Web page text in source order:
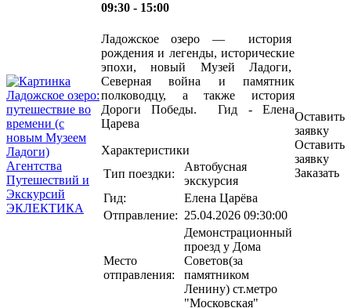
09:30 - 15:00
Ладожское озеро — история
рождения и легенды, исторические
эпохи, новый Музей Ладоги,
Северная война и памятник
полководцу, а также история
Дороги Победы. Гид - Елена
Царева
Характеристики
Тип поездки:
Автобусная
экскурсия
Гид:
Елена Царёва
Отправление: 25.04.2026 09:30:00
Место
отправления:
Демонстрационный
проезд у Дома
Советов(за
памятником
Ленину) ст.метро
"Московская"
Оставить
заявку
Оставить
заявку
Заказать